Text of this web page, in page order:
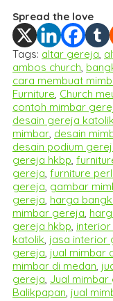
Spread the love
Tags: altar gereja,
ambos church,
cara membuat
Furniture, Church
contoh mimbar
desain gereja
mimbar, desain
desain podium
gereja hkbp,
gereja, furniture
gereja, gambar
gereja, harga
mimbar gereja,
gereja hkbp,
katolik, jasa interior
gereja, jual mimbar
mimbar di medan,
gereja, Jual
Balikpapan, jual